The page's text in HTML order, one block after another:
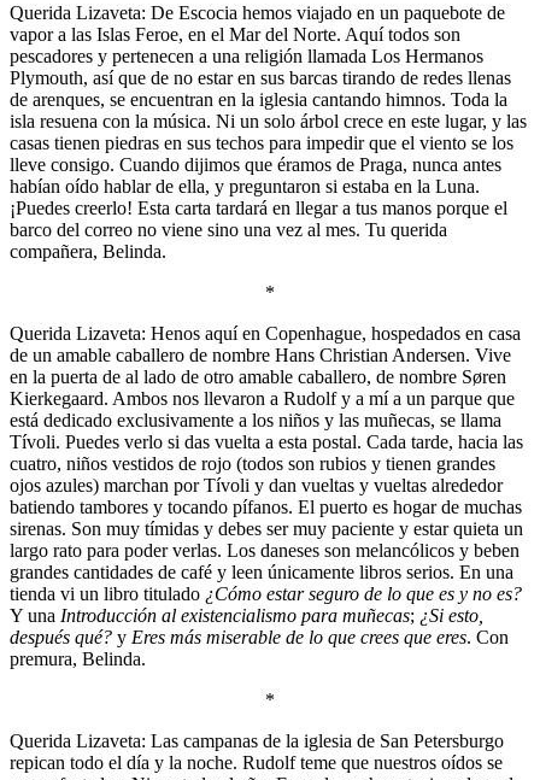
Querida Lizaveta: De Escocia hemos viajado en un paquebote de
vapor a las Islas Feroe, en el Mar del Norte. Aquí todos son
pescadores y pertenecen a una religión llamada Los Hermanos
Plymouth, así que de no estar en sus barcas tirando de redes llenas
de arenques, se encuentran en la iglesia cantando himnos. Toda la
isla resuena con la música. Ni un solo árbol crece en este lugar, y las
casas tienen piedras en sus techos para impedir que el viento se los
lleve consigo. Cuando dijimos que éramos de Praga, nunca antes
habían oído hablar de ella, y preguntaron si estaba en la Luna.
¡Puedes creerlo! Esta carta tardará en llegar a tus manos porque el
barco del correo no viene sino una vez al mes. Tu querida
compañera, Belinda.
*
Querida Lizaveta: Henos aquí en Copenhague, hospedados en casa
de un amable caballero de nombre Hans Christian Andersen. Vive
en la puerta de al lado de otro amable caballero, de nombre Søren
Kierkegaard. Ambos nos llevaron a Rudolf y a mí a un parque que
está dedicado exclusivamente a los niños y las muñecas, se llama
Tívoli. Puedes verlo si das vuelta a esta postal. Cada tarde, hacia las
cuatro, niños vestidos de rojo (todos son rubios y tienen grandes
ojos azules) marchan por Tívoli y dan vueltas y vueltas alrededor
batiendo tambores y tocando pífanos. El puerto es hogar de muchas
sirenas. Son muy tímidas y debes ser muy paciente y estar quieta un
largo rato para poder verlas. Los daneses son melancólicos y beben
grandes cantidades de café y leen únicamente libros serios. En una
tienda vi un libro titulado ¿Cómo estar seguro de lo que es y no es?
Y una Introducción al existencialismo para muñecas; ¿Si esto,
después qué? y Eres más miserable de lo que crees que eres. Con
premura, Belinda.
*
Querida Lizaveta: Las campanas de la iglesia de San Petersburgo
repican todo el día y la noche. Rudolf teme que nuestros oídos se